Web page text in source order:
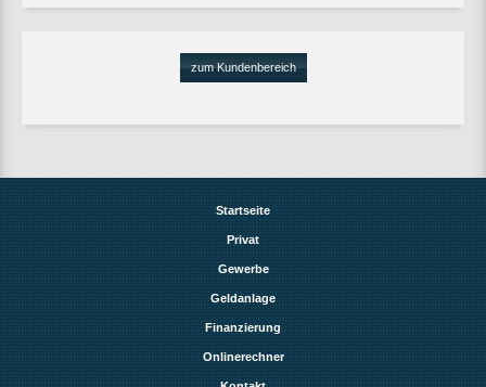
zum Kundenbereich
Startseite
Privat
Gewerbe
Geldanlage
Finanzierung
Onlinerechner